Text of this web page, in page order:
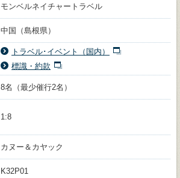
モンベルネイチャートラベル
中国（島根県）
トラベル･イベント（国内）
標識・約款
8名（最少催行2名）
1:8
カヌー＆カヤック
K32P01